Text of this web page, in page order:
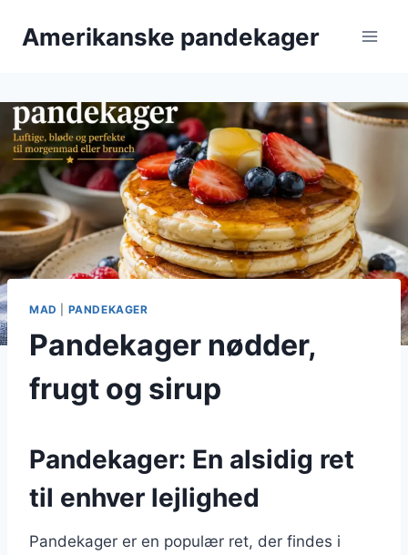
Amerikanske pandekager
MAD PANDEKAGER
Pandekager nødder,
frugt og sirup
Pandekager: En alsidig ret
til enhver lejlighed
Pandekager er en populær ret, der findes i